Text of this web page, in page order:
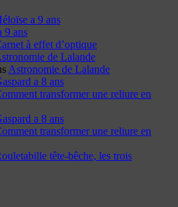
a 9 ans
9 ans
à effet d’optique
de Lalande
Astronomie de Lalande
a 8 ans
transformer une reliure en
a 8 ans
transformer une reliure en
tête-bêche, les trois